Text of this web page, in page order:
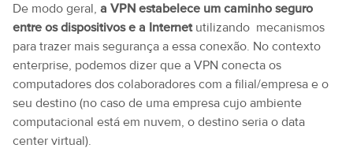
De modo geral, a VPN estabelece um caminho seguro
entre os dispositivos e a Internetutilizando mecanismos
para trazer mais segurança a essa conexão. No contexto
enterprise, podemos dizer que a VPN conecta os
computadores dos colaboradores com a filial/empresa e o
seu destino (no caso de uma empresa cujo ambiente
computacional está em nuvem, o destino seria o data
center virtual).